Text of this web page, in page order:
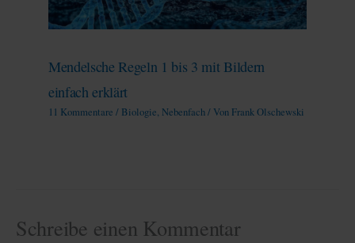
Mendelsche Regeln 1 bis 3 mit Bildern
einfach erklärt
11 Kommentare / Biologie, Nebenfach/ Von Frank Olschewski
Schreibe einen Kommentar